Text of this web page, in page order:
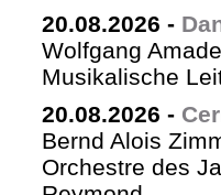
20.08.2026 -
Wolfgang
Musikalische
20.08.2026 -
Bernd Alois
Orchestre des